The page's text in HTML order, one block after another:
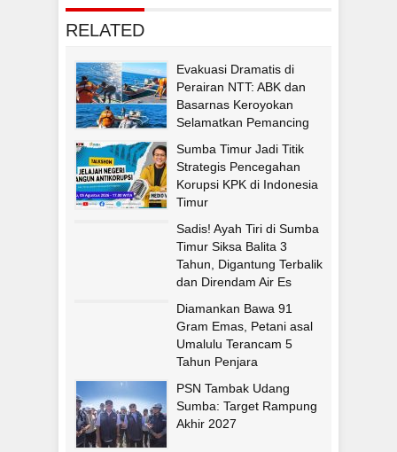
RELATED
Evakuasi Dramatis di
Perairan NTT: ABK dan
Basarnas Keroyokan
Selamatkan Pemancing
Sumba Timur Jadi Titik
Strategis Pencegahan
Korupsi KPK di Indonesia
Timur
Sadis! Ayah Tiri di Sumba
Timur Siksa Balita 3
Tahun, Digantung Terbalik
dan Direndam Air Es
Diamankan Bawa 91
Gram Emas, Petani asal
Umalulu Terancam 5
Tahun Penjara
PSN Tambak Udang
Sumba: Target Rampung
Akhir 2027